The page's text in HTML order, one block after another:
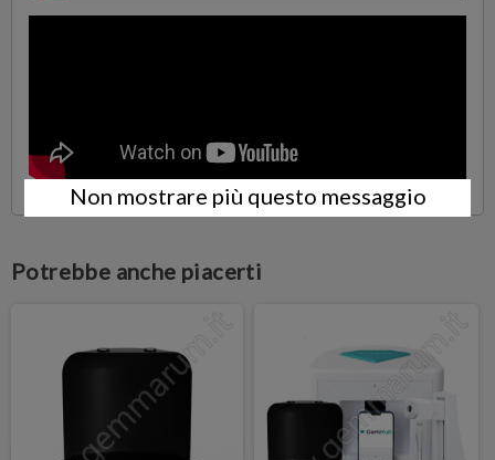
Potrebbe anche piacerti
Non mostrare più questo messaggio